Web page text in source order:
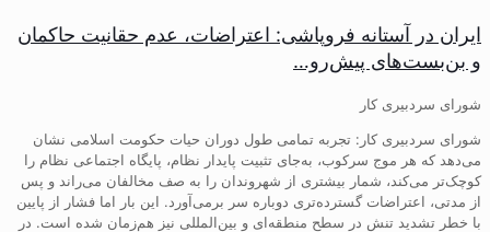
ایران در آستانه فروپاشی: اعتراضات، عدم حقانیت حاکمان
و بن‌بست‌های پیش‌رو…
شورای سردبیری کار
شورای سردبیری کار: تجربه تمامی طول دوران حیات حکومت اسلامی نشان
می‌دهد که هر موج سرکوب، به‌جای تثبیت پایدار نظام، پایگاه اجتماعی نظام را
کوچک‌تر می‌کند، شمار بیشتری از شهروندان را به صف مخالفان می‌راند و پس
از مدتی، اعتراضات گسترده‌تری دوباره سر برمی‌آورد. این بار اما فشار از پایین
با خطر تشدید تنش در سطح منطقه‌ای و بین‌المللی نیز هم‌زمان شده است. در